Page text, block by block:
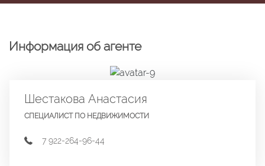
Информация об агенте
Шестакова Анастасия
СПЕЦИАЛИСТ ПО НЕДВИЖИМОСТИ
7 922-264-96-44